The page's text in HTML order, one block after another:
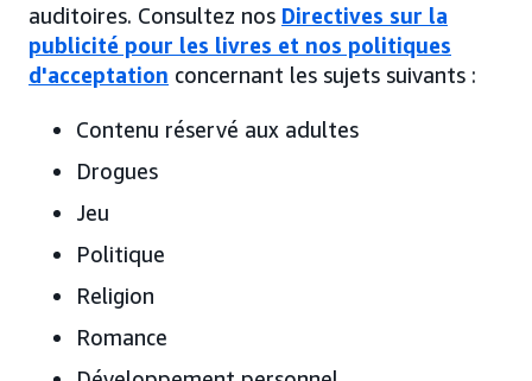
auditoires. Consultez nos Directives sur la
publicité pour les livres et nos politiques
d'acceptation concernant les sujets suivants :
Contenu réservé aux adultes
Drogues
Jeu
Politique
Religion
Romance